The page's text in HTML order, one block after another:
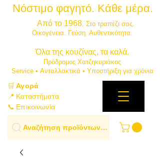
Νόστιμο φαγητό. Κάθε μέρα.
Από το 1968. Στο τραπέζι σας.
​Οικογένεια. Γεύση. Αυθεντικότητα.
​Όλα της κουζίνας, τα καλά.
Πρόδρομος Χατζηκυριάκος
​Service • Ανταλλακτικά • Υποστήριξη για χρόνια
🛒Αγορά
📍 Καταστήματα
📞 Επικοινωνία
Αναζήτηση προϊόντων…